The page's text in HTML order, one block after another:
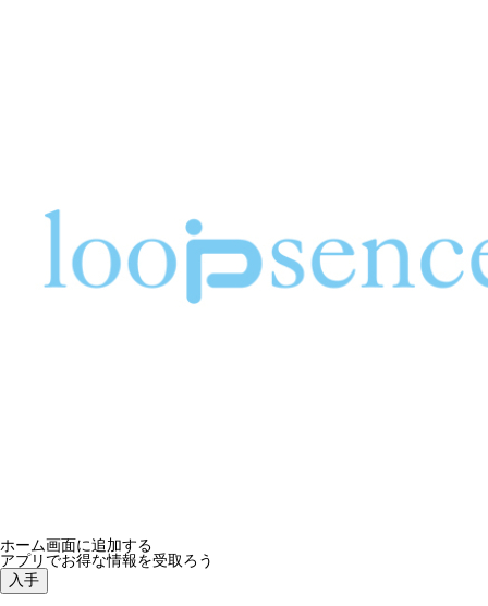
ホーム画面に追加する
アプリでお得な情報を受取ろう
入手